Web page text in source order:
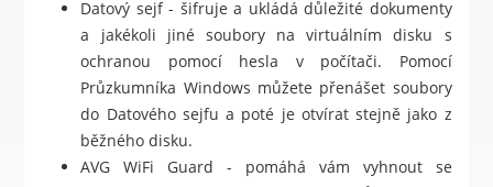
Datový sejf - šifruje a ukládá důležité dokumenty
a jakékoli jiné soubory na virtuálním disku s
ochranou pomocí hesla v počítači. Pomocí
Průzkumníka Windows můžete přenášet soubory
do Datového sejfu a poté je otvírat stejně jako z
běžného disku.
AVG WiFi Guard - pomáhá vám vyhnout se